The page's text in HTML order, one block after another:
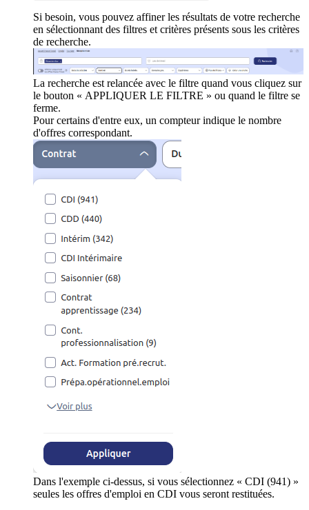
Si besoin, vous pouvez affiner les résultats de votre recherche
en sélectionnant des filtres et critères présents sous les critères
de recherche.
La recherche est relancée avec le filtre quand vous cliquez sur
le bouton « APPLIQUER LE FILTRE » ou quand le filtre se
ferme.
Pour certains d'entre eux, un compteur indique le nombre
d'offres correspondant.
Dans l'exemple ci-dessus, si vous sélectionnez « CDI (941) »
seules les offres d'emploi en CDI vous seront restituées.